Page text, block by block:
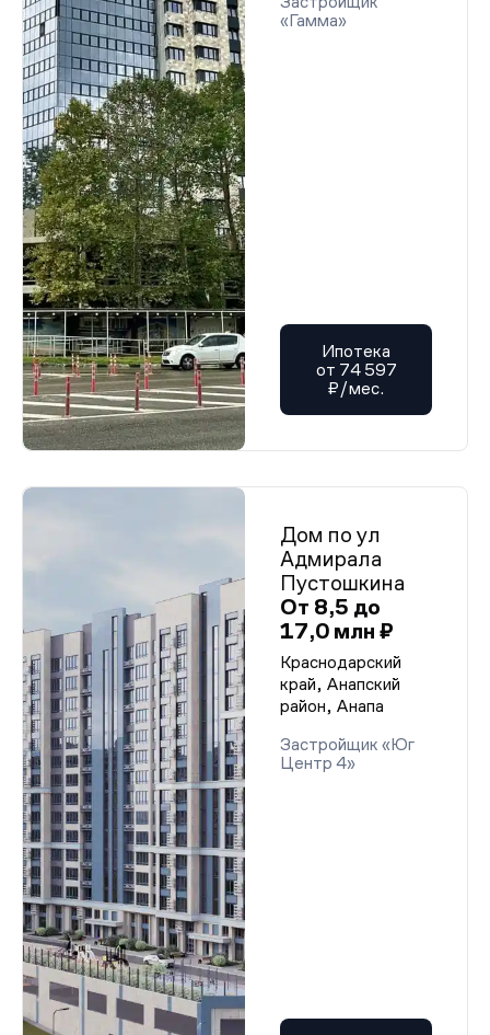
«Гамма»
Ипотека
от 74 597
₽/мес.
Дом по ул
Адмирала
Пустошкина
От 8,5 до
17,0 млн ₽
Краснодарский
край, Анапский
район, Анапа
Застройщик «Юг
Центр 4»